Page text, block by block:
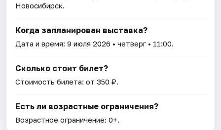
Новосибирск.
Когда запланирован выставка?
Дата и время:9 июля 2026 • четверг • 11:00.
Сколько стоит билет?
Стоимость билета: от 350 ₽.
Есть ли возрастные ограничения?
Возрастное ограничение: 0+.